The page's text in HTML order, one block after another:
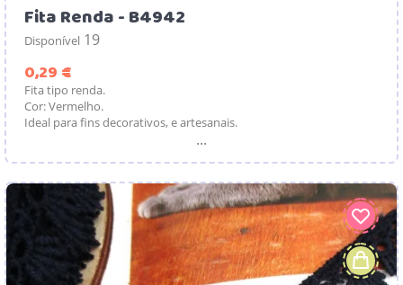
Fita Renda - B4942
Disponível 19
0,29 €
Fita tipo renda.
Cor: Vermelho.
Ideal para fins decorativos, e artesanais.
...